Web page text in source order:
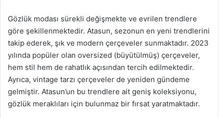
Gözlük modası sürekli değişmekte ve evrilen trendlere
göre şekillenmektedir. Atasun, sezonun en yeni trendlerini
takip ederek, şık ve modern çerçeveler sunmaktadır. 2023
yılında popüler olan oversized (büyütülmüş) çerçeveler,
hem stil hem de rahatlık açısından tercih edilmektedir.
Ayrıca, vintage tarzı çerçeveler de yeniden gündeme
gelmiştir. Atasun’un bu trendlere ait geniş koleksiyonu,
gözlük meraklıları için bulunmaz bir fırsat yaratmaktadır.